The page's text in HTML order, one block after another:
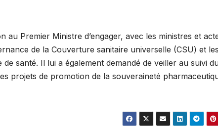
au Premier Ministre d’engager, avec les ministres et
de la Couverture sanitaire universelle (CSU) et les
santé. Il lui a également demandé de veiller au suivi
projets de promotion de la souveraineté